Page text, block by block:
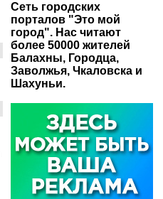
Сеть городских
порталов "Это мой
город". Нас читают
более 50000 жителей
Балахны, Городца,
Заволжья, Чкаловска и
Шахуньи.